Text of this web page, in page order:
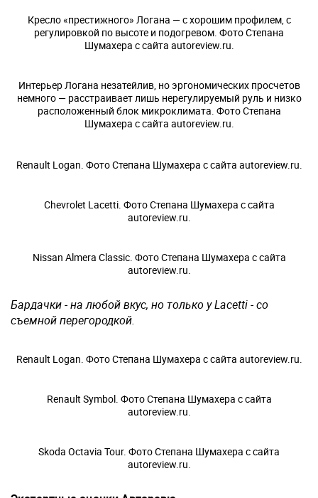
Кресло «престижного» Логана — с хорошим профилем, с
регулировкой по высоте и подогревом. Фото Степана
Шумахера с сайта autoreview.ru.
Интерьер Логана незатейлив, но эргономических просчетов
немного — расстраивает лишь нерегулируемый руль и низко
расположенный блок микроклимата. Фото Степана
Шумахера с сайта autoreview.ru.
Renault Logan. Фото Степана Шумахера с сайта autoreview.ru.
Chevrolet Lacetti. Фото Степана Шумахера с сайта
autoreview.ru.
Nissan Almera Classic. Фото Степана Шумахера с сайта
autoreview.ru.
Бардачки - на любой вкус, но только у Lacetti - со
съемной перегородкой.
Renault Logan. Фото Степана Шумахера с сайта autoreview.ru.
Renault Symbol. Фото Степана Шумахера с сайта
autoreview.ru.
Skoda Octavia Tour. Фото Степана Шумахера с сайта
autoreview.ru.